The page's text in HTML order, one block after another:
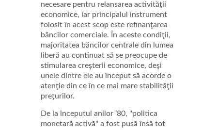
necesare pentru relansarea activităţii
economice, iar principalul instrument
folosit în acest scop este refinanţarea
băncilor comerciale. În aceste condiţii,
majoritatea băncilor centrale din lumea
liberă au continuat să se preocupe de
stimularea creşterii economice, deşi
unele dintre ele au început să acorde o
atenţie din ce în ce mai mare stabilităţii
preţurilor.
De la începutul anilor ’80, "politica
monetară activă" a fost pusă însă tot